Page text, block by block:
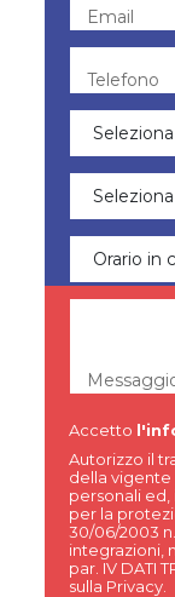
Email
Telefono
Accetto
Autorizzo il
della
personali
per la
30/06/2003
integrazioni,
par. IV DATI
sulla Privacy.